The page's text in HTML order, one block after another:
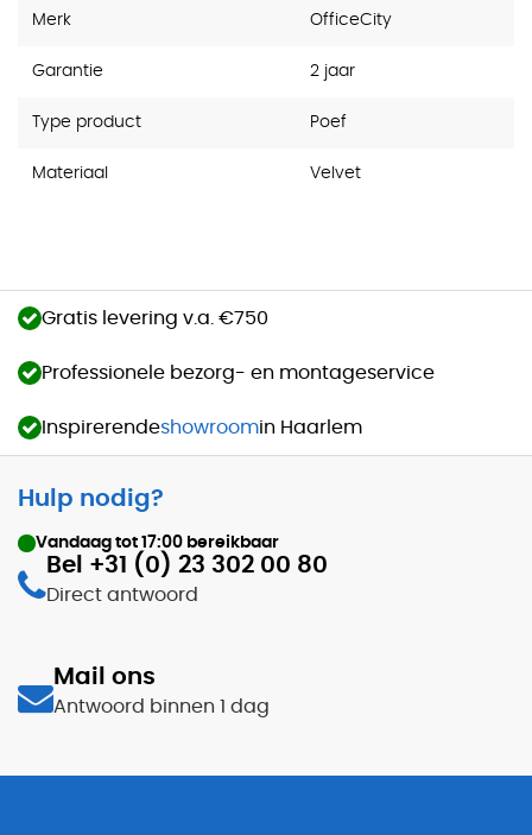
Merk OfficeCity
Garantie 2 jaar
Type product Poef
Materiaal Velvet
Gratis levering v.a. €750
Professionele bezorg- en montageservice
Inspirerendeshowroomin Haarlem
Hulp nodig?
Vandaag tot 17:00 bereikbaar
Bel +31 (0) 23 302 00 80
Direct antwoord
Mail ons
Antwoord binnen 1 dag